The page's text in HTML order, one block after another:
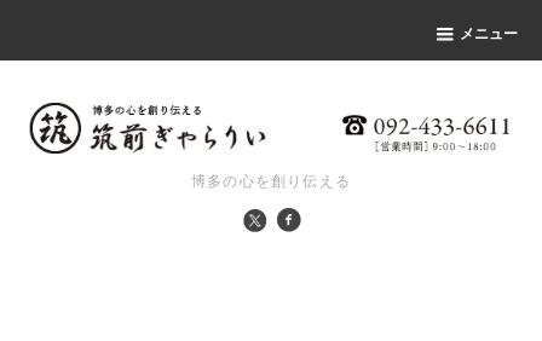
メニュー
博多の心を創り伝える